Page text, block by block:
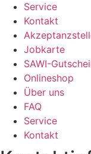
Service
Kontakt
Jobkarte
SAWI-
Onlineshop
Über uns
FAQ
Service
Kontakt